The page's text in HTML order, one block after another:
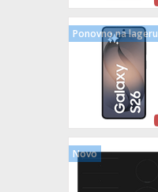
Ponovno na lageru
Novo